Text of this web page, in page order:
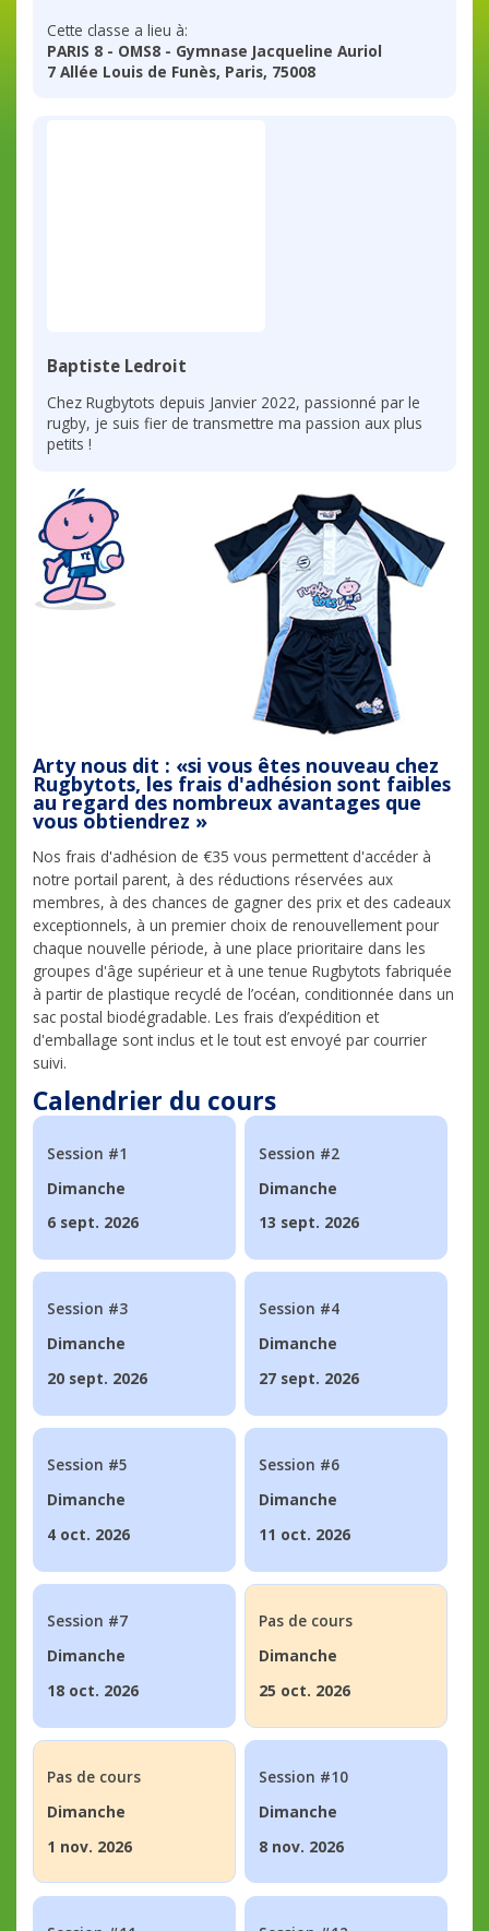
Cette classe a lieu à:
PARIS 8 - OMS8 - Gymnase Jacqueline Auriol
7 Allée Louis de Funès, Paris, 75008
Baptiste Ledroit
Chez Rugbytots depuis Janvier 2022, passionné par le
rugby, je suis fier de transmettre ma passion aux plus
petits !
Arty nous dit : «si vous êtes nouveau chez
Rugbytots, les frais d'adhésion sont faibles
au regard des nombreux avantages que
vous obtiendrez »
Nos frais d'adhésion de €35 vous permettent d'accéder à
notre portail parent, à des réductions réservées aux
membres, à des chances de gagner des prix et des cadeaux
exceptionnels, à un premier choix de renouvellement pour
chaque nouvelle période, à une place prioritaire dans les
groupes d'âge supérieur et à une tenue Rugbytots fabriquée
à partir de plastique recyclé de l’océan, conditionnée dans un
sac postal biodégradable. Les frais d’expédition et
d'emballage sont inclus et le tout est envoyé par courrier
suivi.
Calendrier du cours
Session #1
Dimanche
6 sept. 2026
Session #2
Dimanche
13 sept. 2026
Session #3
Dimanche
20 sept. 2026
Session #4
Dimanche
27 sept. 2026
Session #5
Dimanche
4 oct. 2026
Session #6
Dimanche
11 oct. 2026
Session #7
Dimanche
18 oct. 2026
Pas de cours
Dimanche
25 oct. 2026
Pas de cours
Dimanche
1 nov. 2026
Session #10
Dimanche
8 nov. 2026